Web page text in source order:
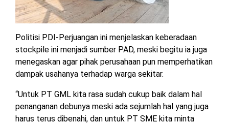
INFO
PERIKLANAN
KEBIJAKAN
PRIVASI
SOSIAL
MEDIA
PEDOMAN
MEDIA
SIBER
REDAKSI
TENTANG
KAMI
Politisi PDI-Perjuangan ini menjelaskan keberadaan
stockpile ini menjadi sumber PAD, meski begitu ia juga
menegaskan agar pihak perusahaan pun memperhatikan
dampak usahanya terhadap warga sekitar.
“Untuk PT GML kita rasa sudah cukup baik dalam hal
penanganan debunya meski ada sejumlah hal yang juga
harus terus dibenahi, dan untuk PT SME kita minta